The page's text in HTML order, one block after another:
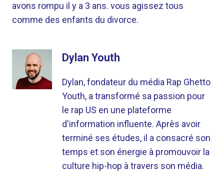
avons rompu il y a 3 ans. vous agissez tous
comme des enfants du divorce.
Dylan Youth
Dylan, fondateur du média Rap Ghetto
Youth, a transformé sa passion pour
le rap US en une plateforme
d'information influente. Après avoir
terminé ses études, il a consacré son
temps et son énergie à promouvoir la
culture hip-hop à travers son média.